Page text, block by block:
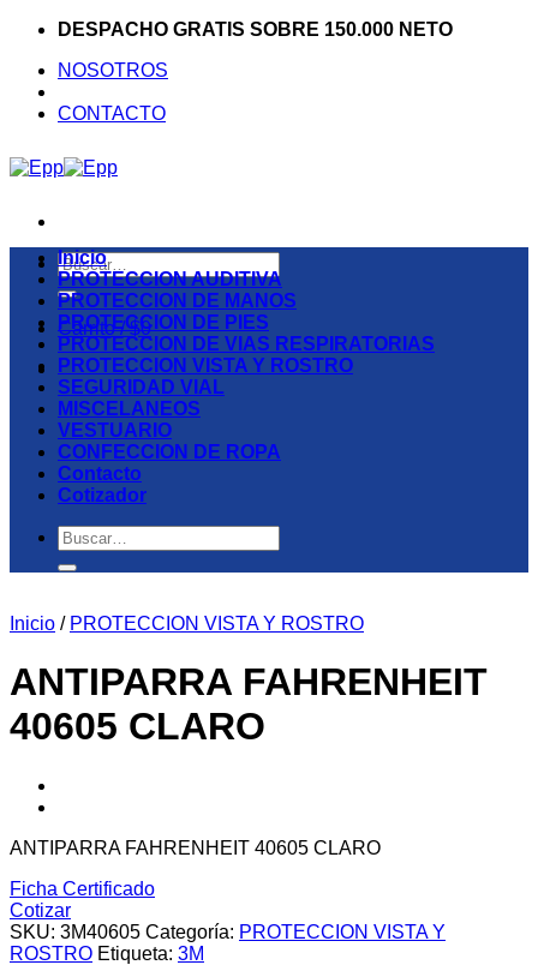
Saltar
contenido
DESPACHO GRATIS SOBRE 150.000 NETO
NOSOTROS
CONTACTO
Buscar
por:
Carrito /$0
Inicio
PROTECCION AUDITIVA
PROTECCION DE MANOS
PROTECCION DE PIES
PROTECCION DE VIAS RESPIRATORIAS
PROTECCION VISTA Y ROSTRO
SEGURIDAD VIAL
MISCELANEOS
VESTUARIO
CONFECCION DE ROPA
Contacto
Cotizador
Buscar
por:
Inicio / PROTECCION VISTA Y ROSTRO
ANTIPARRA FAHRENHEIT
40605 CLARO
ANTIPARRA FAHRENHEIT 40605 CLARO
Ficha Certificado
Cotizar
SKU: 3M40605 Categoría: PROTECCION VISTA Y
ROSTRO Etiqueta: 3M